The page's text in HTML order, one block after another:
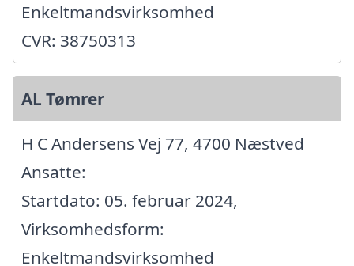
Enkeltmandsvirksomhed
CVR: 38750313
AL Tømrer
H C Andersens Vej 77, 4700 Næstved
Ansatte:
Startdato: 05. februar 2024,
Virksomhedsform:
Enkeltmandsvirksomhed